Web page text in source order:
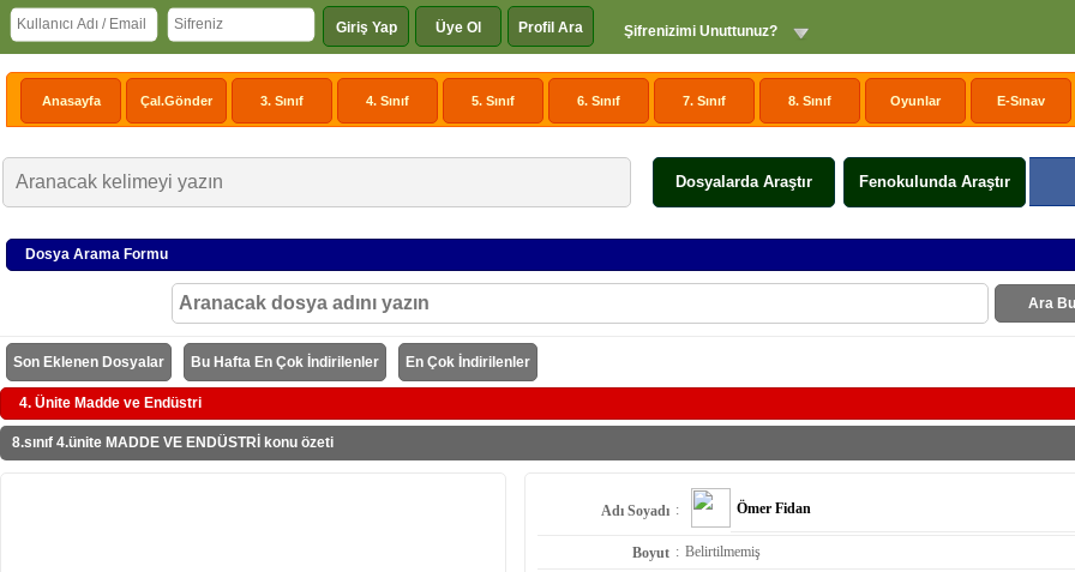
Giriş Yap Üye Ol Profil Ara Şifrenizimi Unuttunuz?
Anasayfa Çal.Gönder 3. Sınıf 4. Sınıf 5. Sınıf 6. Sınıf 7. Sınıf 8. Sınıf Oyunlar E-Sınav
Dosyalarda Araştır Fenokulunda Araştır
Dosya Arama Formu
Ara
Son Eklenen Dosyalar Bu Hafta En Çok İndirilenler En Çok İndirilenler
4. Ünite Madde ve Endüstri
8.sınıf 4.ünite MADDE VE ENDÜSTRİ konu özeti
Adı Soyadı : Ömer Fidan
Boyut : Belirtilmemiş